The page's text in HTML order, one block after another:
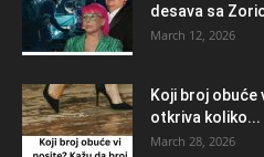
desava sa
March 12, 2026
Koji broj obuće
otkriva koliko...
March 28, 2026